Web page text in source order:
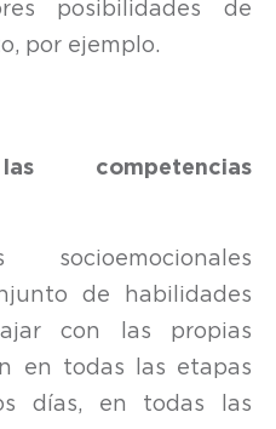
posibilidades de
por ejemplo.
competencias
socioemocionales
de habilidades
con las propias
en todas las etapas
días, en todas las